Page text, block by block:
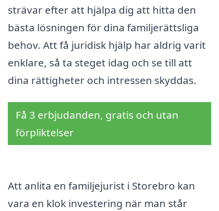
strävar efter att hjälpa dig att hitta den
bästa lösningen för dina familjerättsliga
behov. Att få juridisk hjälp har aldrig varit
enklare, så ta steget idag och se till att
dina rättigheter och intressen skyddas.
Få 3 erbjudanden, gratis och utan
förpliktelser
Att anlita en familjejurist i Storebro kan
vara en klok investering när man står